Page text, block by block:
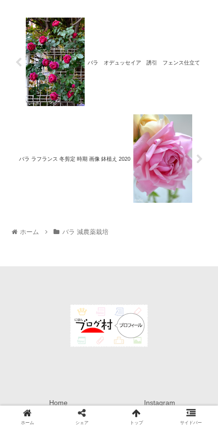
バラ オデュッセイア 誘引 フェンス仕立て
バラ ラフランス 冬剪定 時期 画像 鉢植え 2020
ホーム バラ 減農薬栽培
Home
Instagram
rakuten ROOM
Privacy Policy
ホーム シェア トップ サイドバー